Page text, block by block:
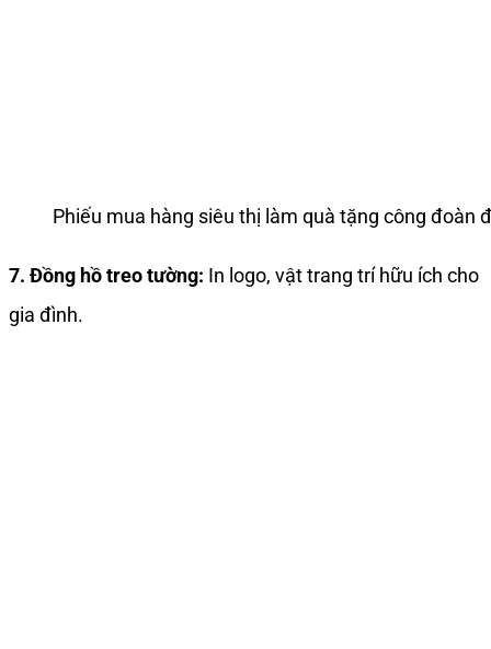
Phiếu mua hàng siêu thị làm quà tặng công đoàn
7. Đồng hồ treo tường: In logo, vật trang trí hữu ích cho
gia đình.